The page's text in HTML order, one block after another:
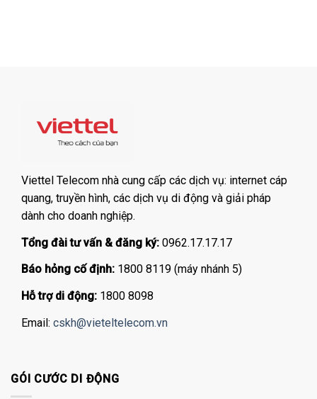
Viettel Telecom nhà cung cấp các dịch vụ: internet cáp
quang, truyền hình, các dịch vụ di động và giải pháp
dành cho doanh nghiệp.
Tổng đài tư vấn & đăng ký: 0962.17.17.17
Báo hỏng cố định: 1800 8119 (máy nhánh 5)
Hỗ trợ di động: 1800 8098
Email: cskh@vieteltelecom.vn
GÓI CƯỚC DI ĐỘNG